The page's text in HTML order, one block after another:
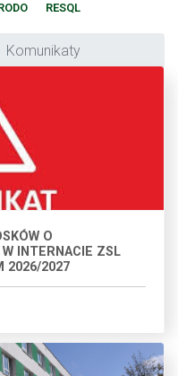
RESQL
Komunikaty
O
INTERNACIE ZSL
2026/2027